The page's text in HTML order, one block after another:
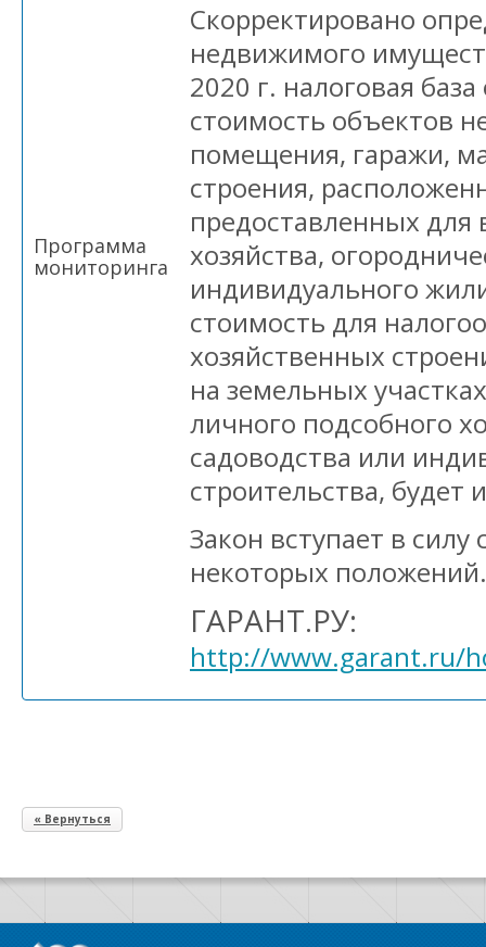
Программа
мониторинга
Скорректировано
недвижимого
2020 г. налоговая
стоимость объектов
помещения, гаражи,
строения,
предоставленных для
хозяйства,
индивидуального
стоимость для
хозяйственных
на земельных
личного подсобного
садоводства или
строительства, будет
Закон вступает в
некоторых положений.
ГАРАНТ.РУ:
http://www.garant.ru/
« Вернуться